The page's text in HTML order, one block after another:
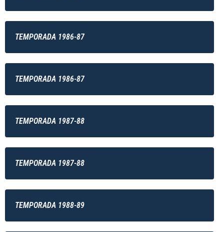
TEMPORADA 1986-87
TEMPORADA 1986-87
TEMPORADA 1987-88
TEMPORADA 1987-88
TEMPORADA 1988-89